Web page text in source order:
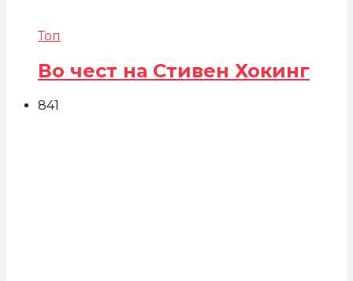
Топ
Во чест на Стивен Хокинг
841